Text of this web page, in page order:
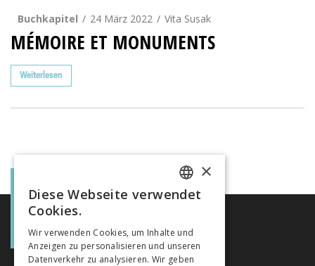
Buchkapitel 24 März 2022 Vita Susak
MÉMOIRE ET MONUMENTS
Weiterlesen
FRENCH
ITALIAN
×
Diese Webseite verwendet
Cookies.
Wir verwenden Cookies, um Inhalte und
Anzeigen zu personalisieren und unseren
Datenverkehr zu analysieren. Wir geben